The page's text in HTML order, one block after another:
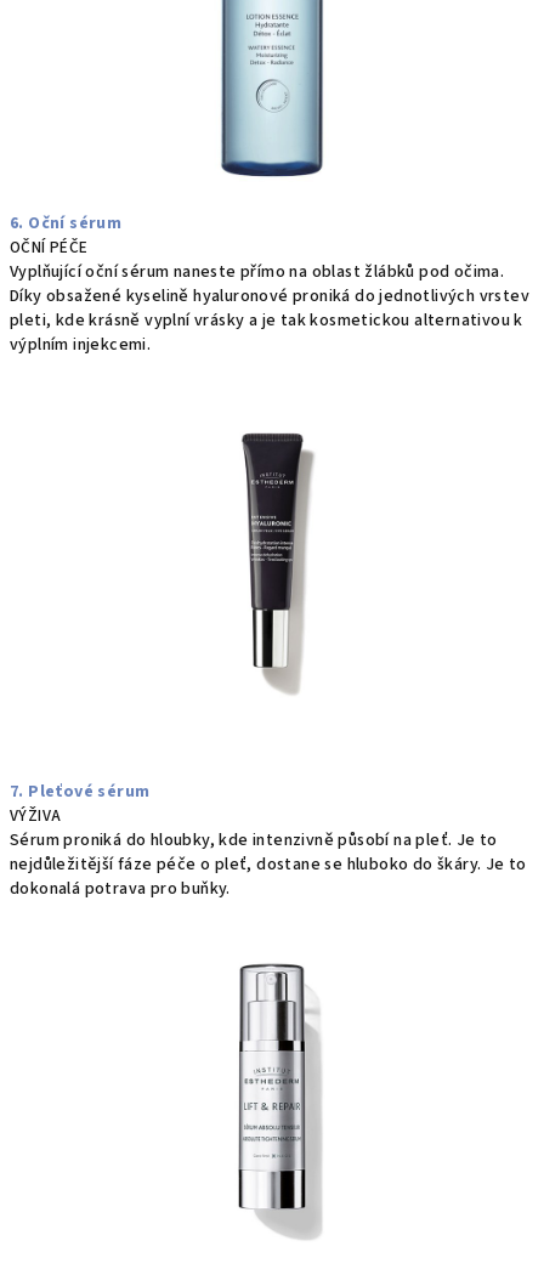
6. Oční sérum
OČNÍ PÉČE
Vyplňující oční sérum naneste přímo na oblast žlábků pod očima.
Díky obsažené kyselině hyaluronové proniká do jednotlivých vrstev
pleti, kde krásně vyplní vrásky a je tak kosmetickou alternativou k
výplním injekcemi.
7. Pleťové sérum
VÝŽIVA
Sérum proniká do hloubky, kde intenzivně působí na pleť. Je to
nejdůležitější fáze péče o pleť, dostane se hluboko do škáry. Je to
dokonalá potrava pro buňky.